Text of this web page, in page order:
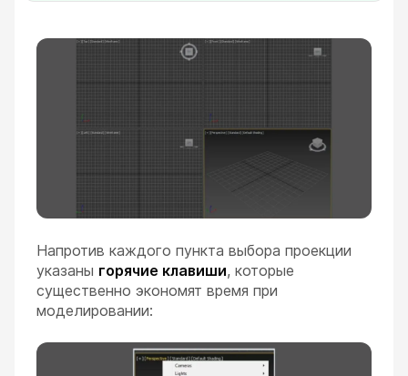
Напротив каждого пункта выбора проекции
указаны горячие клавиши, которые
существенно экономят время при
моделировании: